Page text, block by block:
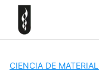
Skip
content
CIENCIA DE